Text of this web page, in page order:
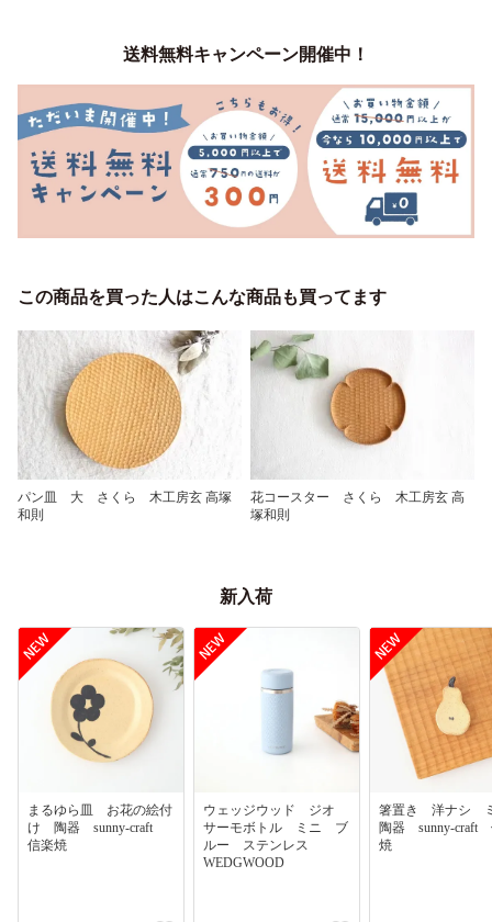
送料無料キャンペーン開催中！
この商品を買った人はこんな商品も買ってます
パン皿 大 さくら 木工房玄 高塚
和則
花コースター さくら 木工房玄 高
塚和則
新入荷
まるゆら皿 お花の絵付
け 陶器 sunny-craft
信楽焼
ウェッジウッド ジオ
サーモボトル ミニ ブ
ルー ステンレス
WEDGWOOD
箸置き 洋ナシ
陶器 sunny-craft
焼